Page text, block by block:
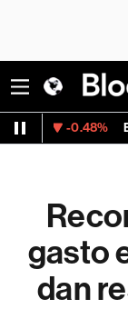
ETH/USD 1,896.478
gasto
dan